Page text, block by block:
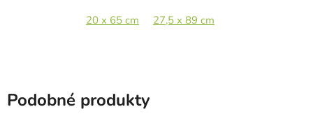
20 x 65 cm 27,5 x 89 cm
Podobné produkty